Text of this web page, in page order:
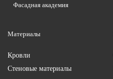
Материалы
Кровли
Стеновые материалы
Фасадная академия